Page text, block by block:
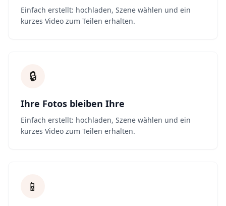
Einfach erstellt: hochladen, Szene wählen und ein
kurzes Video zum Teilen erhalten.
🔒
Ihre Fotos bleiben Ihre
Einfach erstellt: hochladen, Szene wählen und ein
kurzes Video zum Teilen erhalten.
📱